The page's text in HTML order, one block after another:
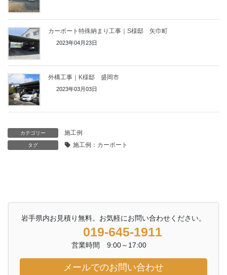
カーポート特殊納まり工事｜S様邸 矢巾町
2023年04月23日
外構工事｜K様邸 盛岡市
2023年03月03日
カテゴリー 施工例
タグ 施工例：カーポート
岩手県内お見積り無料。お気軽にお問い合わせください。
019-645-1911
営業時間 9:00～17:00
メールでのお問い合わせ